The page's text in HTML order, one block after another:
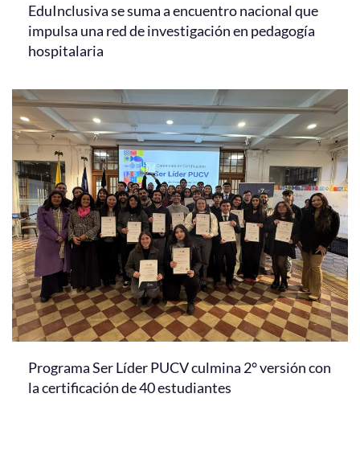
EduInclusiva se suma a encuentro nacional que
impulsa una red de investigación en pedagogía
hospitalaria
Programa Ser Líder PUCV culmina 2° versión con
la certificación de 40 estudiantes